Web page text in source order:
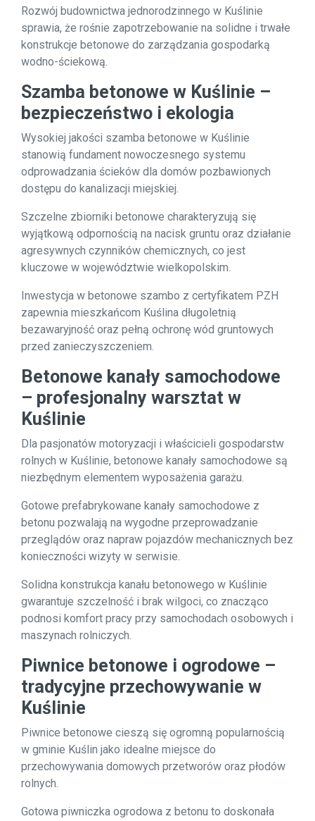
Rozwój budownictwa jednorodzinnego w Kuślinie
sprawia, że rośnie zapotrzebowanie na solidne i trwałe
konstrukcje betonowe do zarządzania gospodarką
wodno-ściekową.
Szamba betonowe w Kuślinie –
bezpieczeństwo i ekologia
Wysokiej jakości szamba betonowe w Kuślinie
stanowią fundament nowoczesnego systemu
odprowadzania ścieków dla domów pozbawionych
dostępu do kanalizacji miejskiej.
Szczelne zbiorniki betonowe charakteryzują się
wyjątkową odpornością na nacisk gruntu oraz działanie
agresywnych czynników chemicznych, co jest
kluczowe w województwie wielkopolskim.
Inwestycja w betonowe szambo z certyfikatem PZH
zapewnia mieszkańcom Kuślina długoletnią
bezawaryjność oraz pełną ochronę wód gruntowych
przed zanieczyszczeniem.
Betonowe kanały samochodowe
– profesjonalny warsztat w
Kuślinie
Dla pasjonatów motoryzacji i właścicieli gospodarstw
rolnych w Kuślinie, betonowe kanały samochodowe są
niezbędnym elementem wyposażenia garażu.
Gotowe prefabrykowane kanały samochodowe z
betonu pozwalają na wygodne przeprowadzanie
przeglądów oraz napraw pojazdów mechanicznych bez
konieczności wizyty w serwisie.
Solidna konstrukcja kanału betonowego w Kuślinie
gwarantuje szczelność i brak wilgoci, co znacząco
podnosi komfort pracy przy samochodach osobowych i
maszynach rolniczych.
Piwnice betonowe i ogrodowe –
tradycyjne przechowywanie w
Kuślinie
Piwnice betonowe cieszą się ogromną popularnością
w gminie Kuślin jako idealne miejsce do
przechowywania domowych przetworów oraz płodów
rolnych.
Gotowa piwniczka ogrodowa z betonu to doskonała